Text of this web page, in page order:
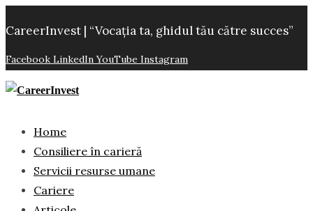
CareerInvest | “Vocația ta, ghidul tău către succes”
Facebook LinkedInYouTube Instagram
Home
Consiliere în carieră
Servicii resurse umane
Cariere